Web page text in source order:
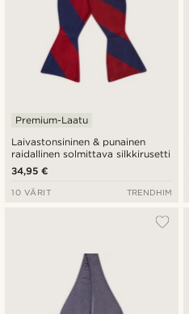
Laivastonsininen & punainen
raidallinen solmittava silkkirusetti
Premium-Laatu
34,95 €
10 VÄRIT TRENDHIM